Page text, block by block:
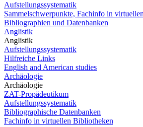
Aufstellungssystematik
Sammelschwerpunkte, Fachinfo in
Bibliographien und Datenbanken
Anglistik
Anglistik
Aufstellungssystematik
Hilfreiche Links
English and American studies
Archäologie
Archäologie
ZAT-Propädeutikum
Aufstellungssystematik
Bibliographische Datenbanken
Fachinfo in virtuellen Bibliotheken